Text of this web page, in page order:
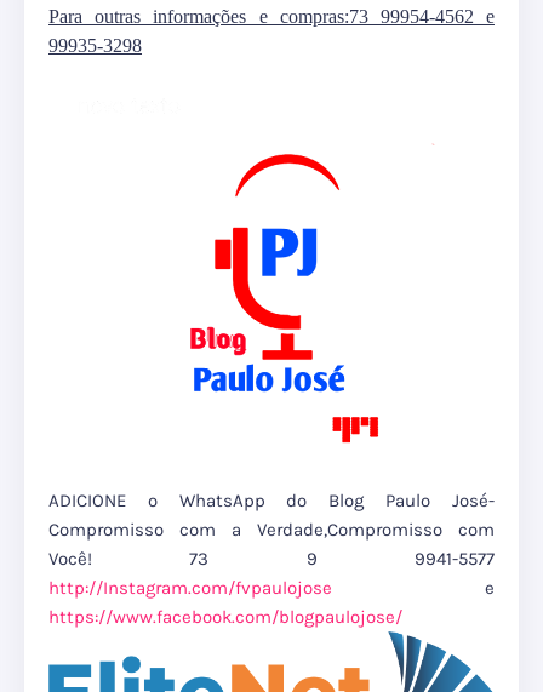
Para outras informações e compras:73 99954-4562 e
99935-3298
ADICIONE o WhatsApp do Blog Paulo José-
Compromisso com a Verdade,Compromisso com
Você! 73 9 9941-5577
http://Instagram.com/fvpaulojose e
https://www.facebook.com/blogpaulojose/